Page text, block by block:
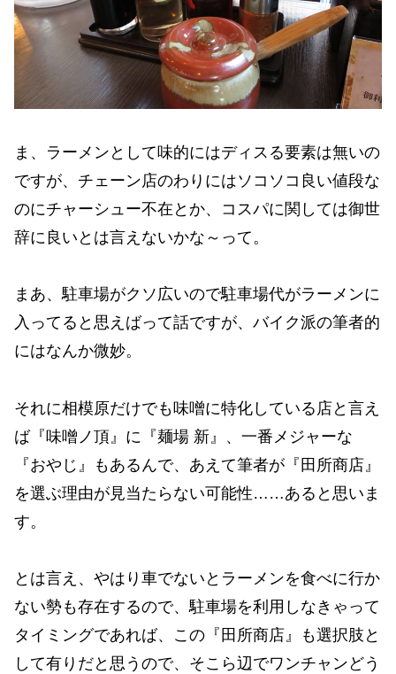
ま、ラーメンとして味的にはディスる要素は無いの
ですが、チェーン店のわりにはソコソコ良い値段な
のにチャーシュー不在とか、コスパに関しては御世
辞に良いとは言えないかな～って。
まあ、駐車場がクソ広いので駐車場代がラーメンに
入ってると思えばって話ですが、バイク派の筆者的
にはなんか微妙。
それに相模原だけでも味噌に特化している店と言え
ば『味噌ノ頂』に『麺場 新』、一番メジャーな
『おやじ』もあるんで、あえて筆者が『田所商店』
を選ぶ理由が見当たらない可能性……あると思いま
す。
とは言え、やはり車でないとラーメンを食べに行か
ない勢も存在するので、駐車場を利用しなきゃって
タイミングであれば、この『田所商店』も選択肢と
して有りだと思うので、そこら辺でワンチャンどう